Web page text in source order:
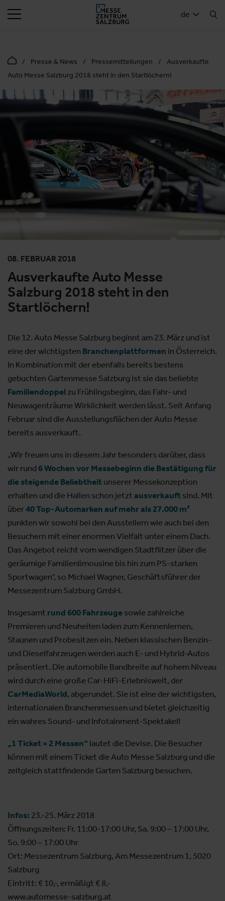
de
Presse & News Pressemitteilungen
Ausverkaufte
Auto Messe Salzburg 2018 steht in den Startlöchern!
08. FEBRUAR 2018
Ausverkaufte Auto Messe
Salzburg 2018 steht in den
Startlöchern!
Die 12. Auto Messe Salzburg beginnt am 23. März und ist
eine der wichtigsten Branchenplattformen in Österreich.
In Kombination mit der ebenfalls bereits bestens
gebuchten Gartenmesse Salzburg ist sie das beliebte
Familiendoppel zu Frühlingsbeginn, das Fahr- und
Neuwagenträume Wirklichkeit werden lässt. Seit Anfang
Februar sind die Ausstellungsflächen der Auto Messe
bereits ausverkauft.
„Wir freuen uns in diesem Jahr besonders darüber, dass
wir rund 6 Wochen vor Messebeginn die Bestätigung für
die steigende Beliebtheit unserer Messekonzeption
erhalten und die Hallen schon jetzt ausverkauft sind. Mit
über40 Top-Automarken auf mehr als 27.000 m²
punkten wir sowohl bei den Ausstellern wie auch bei den
Besuchern mit einer enormen Vielfalt unter einem Dach.
Das Angebot reicht vom wendigen Stadtflitzer über die
geräumige Familienlimousine bis hin zum PS-starken
Sportwagen“, so Michael Wagner, Geschäftsführer der
Messezentrum Salzburg GmbH.
Insgesamt rund 600 Fahrzeuge sowie zahlreiche
Premieren und Neuheiten laden zum Kennenlernen,
Staunen und Probesitzen ein. Neben klassischen Benzin-
und Dieselfahrzeugen werden auch E- und Hybrid-Autos
präsentiert. Die automobile Bandbreite auf hohem Niveau
wird durch eine große Car-HiFi-Erlebniswelt, der
CarMediaWorld, abgerundet. Sie ist eine der wichtigsten,
internationalen Branchenmessen und bietet gleichzeitig
ein wahres Sound- und Infotainment-Spektakel!
„1 Ticket = 2 Messen“ lautet die Devise. Die Besucher
können mit einem Ticket die Auto Messe Salzburg und die
zeitgleich stattfindende Garten Salzburg besuchen.
Infos: 23.-25. März 2018
Öffnungszeiten: Fr. 11:00-17:00 Uhr, Sa. 9:00 – 17:00 Uhr,
So. 9:00 – 17:00 Uhr
Ort: Messezentrum Salzburg, Am Messezentrum 1, 5020
Salzburg
Eintritt: € 10,-, ermäßigt € 8,-
www.automesse-salzburg.at